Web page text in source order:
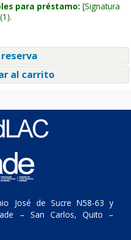
para préstamo: Signatura
(1).
al carrito
José de Sucre N58-63 y
– San Carlos, Quito –